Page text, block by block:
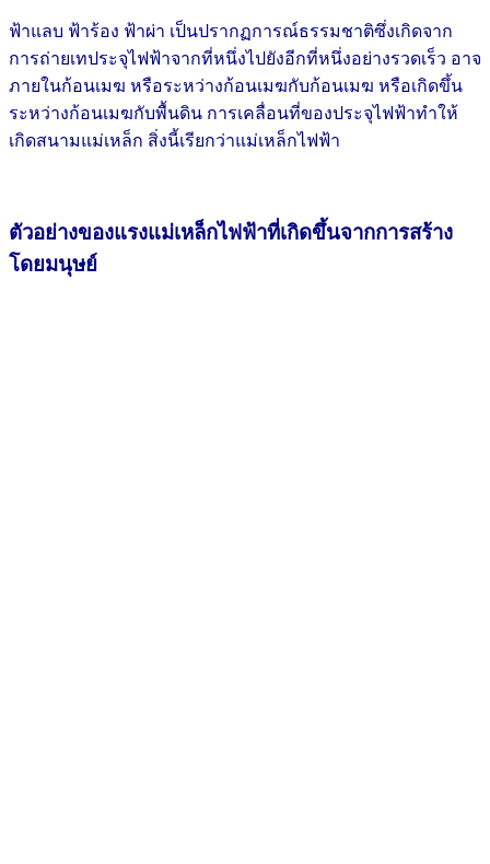
ฟ้าแลบ ฟ้าร้อง ฟ้าผ่า เป็นปรากฏการณ์ธรรมชาติซึ่งเกิดจาก
การถ่ายเทประจุไฟฟ้าจากที่หนึ่งไปยังอีกที่หนึ่งอย่างรวดเร็ว อาจ
ภายในก้อนเมฆ หรือระหว่างก้อนเมฆกับก้อนเมฆ หรือเกิดขึ้น
ระหว่างก้อนเมฆกับพื้นดิน การเคลื่อนที่ของประจุไฟฟ้าทำให้
เกิดสนามแม่เหล็ก สิ่งนี้เรียกว่าแม่เหล็กไฟฟ้า
ตัวอย่างของแรงแม่เหล็กไฟฟ้าที่เกิดขึ้นจากการสร้าง
โดยมนุษย์